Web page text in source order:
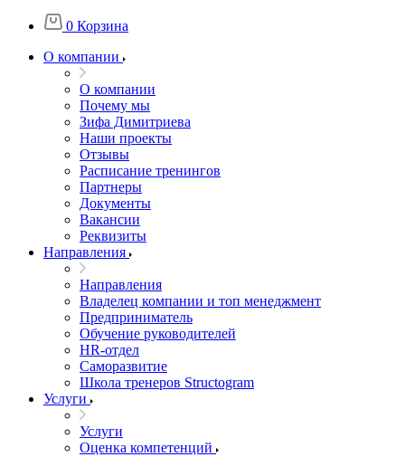
0 Корзина
О компании
О компании
Почему мы
Зифа Димитриева
Наши проекты
Отзывы
Расписание тренингов
Партнеры
Документы
Вакансии
Реквизиты
Направления
Направления
Владелец компании и топ менеджмент
Предприниматель
Обучение руководителей
HR-отдел
Саморазвитие
Школа тренеров Structogram
Услуги
Услуги
Оценка компетенций